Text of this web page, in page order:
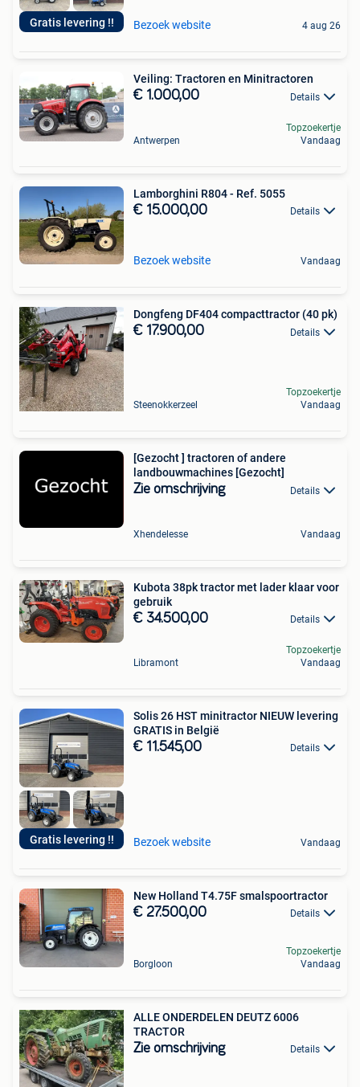
Gratis levering !! Bezoek website 4 aug 26
Veiling: Tractoren en Minitractoren
€ 1.000,00 Details
Antwerpen
Topzoekertje
Vandaag
Lamborghini R804 - Ref. 5055
€ 15.000,00 Details
Bezoek website Vandaag
Dongfeng DF404 compacttractor (40 pk)
€ 17.900,00 Details
Steenokkerzeel
Topzoekertje
Vandaag
[Gezocht ] tractoren of andere
landbouwmachines [Gezocht]
Zie omschrijving Details
Xhendelesse Vandaag
Kubota 38pk tractor met lader klaar voor
gebruik
€ 34.500,00 Details
Libramont
Topzoekertje
Vandaag
Gratis levering !!
Solis 26 HST minitractor NIEUW levering
GRATIS in België
€ 11.545,00 Details
Bezoek website Vandaag
New Holland T4.75F smalspoortractor
€ 27.500,00 Details
Borgloon
Topzoekertje
Vandaag
ALLE ONDERDELEN DEUTZ 6006
TRACTOR
Zie omschrijving Details